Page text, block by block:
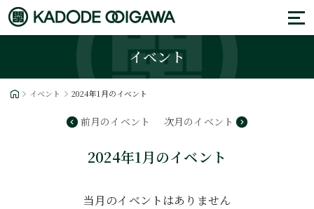
イベント
イベント 2024年1月のイベント
前月のイベント 次月のイベント
2024年1月のイベント
当月のイベントはありません